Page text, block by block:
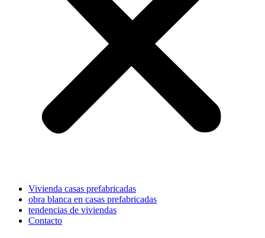
Vivienda casas prefabricadas
obra blanca en casas prefabricadas
tendencias de viviendas
Contacto